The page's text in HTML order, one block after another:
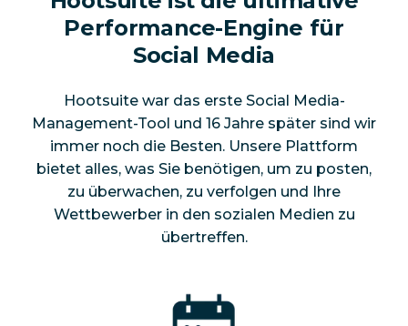
Performance-Engine für
Social Media
Hootsuite war das erste Social Media-
Management-Tool und 16 Jahre später sind wir
immer noch die Besten. Unsere Plattform
bietet alles, was Sie benötigen, um zu posten,
zu überwachen, zu verfolgen und Ihre
Wettbewerber in den sozialen Medien zu
übertreffen.